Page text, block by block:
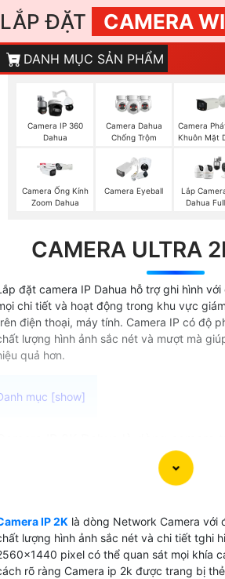
LẮP ĐẶT CAMERA
DANH MỤC SẢN PHẨM
Camera IP 360
Dahua
Camera Dahua
Chống Trộm
Camera
Khuôn Mặt
Camera Ống Kính
Zoom Dahua
Camera Eyeball
Lắp
Dahua
CAMERA ULTRA
đặt camera IP Dahua hỗ trợ ghi hình
chi tiết và hoạt động trong khu vực
điện thoại, máy tính. Camera IP có độ
lượng hình ảnh sắc nét và mượt mà
quả hơn.
với độ phân giải 2K Dahua
cao , đặc biệt là có thể hiển thị
trội như giám sát ban đêm dual
động báo động chống trộm.
gia tăng khả năng giám sát và
doanh nghiệp của bạn trong mọi
IP 2K là dòng Network Camera với
lượng hình ảnh sắc nét và chi tiết tghi
pixel có thể quan sát mọi khía
rõ ràng Camera ip 2k được trang bị